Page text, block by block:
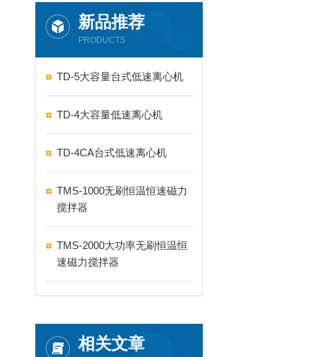
新品推荐
PRODUCTS
TD-5大容量台式低速离心机
TD-4大容量低速离心机
TD-4CA台式低速离心机
TMS-1000无刷恒温恒速磁力
搅拌器
TMS-2000大功率无刷恒温恒
速磁力搅拌器
相关文章